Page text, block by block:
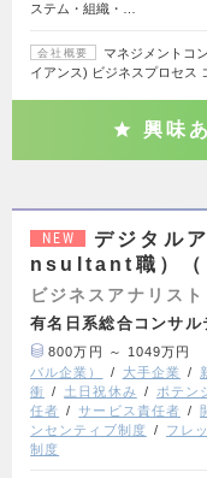
ステム・組織・…
会社概要
マネジメントコ
イアンス) ビジネスプロセス
興味
NEW
デジタル
nsultant職）（
ビジネスアナリス
有名日系総合コンサル
800万円 ～ 1049万円
バル企業）
大手企業
衝
土日祝休み ポテン
任者
サービス責任者
ンセンティブ制度
フレ
制度